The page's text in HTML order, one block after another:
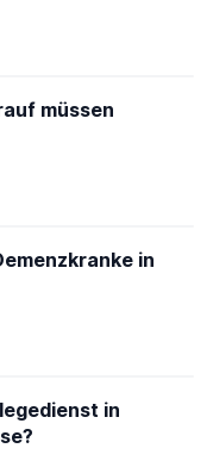
müssen
in
in